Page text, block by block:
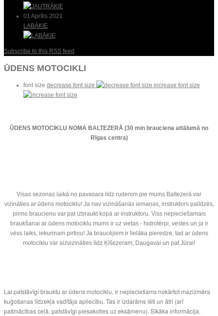
01 Aprīlis 2021
LABĀKIE
Subscribe to this RSS feed
ŪDENS MOTOCIKLI
font size decrease font size increase font size
ŪDENS MOTOCIKLU NOMA BALTEZERĀ (30 min brauciena attālumā no
Rīgas centra)
Visas sezonas laikā no pavasara līdz rudenim pie mums Baltezerā var
vizināties ar ūdens motociklu! Ja nav vizināšanās iemaņas, instruktors palīdzēs,
pirmo braucienu var pat izbraukt kopā ar instruktoru. Viss nepieciešamais
braukšanai ar ūdens motociklu mums ir uz vietas - hidrotērpi, vestes un ja ir
vēss laiks, iekurinam pirtiņu! Ja braucējiem ir lielāka pieredze, tad ar ūdens
motociklu var aizvizināties līdz Ķīšezeram, Daugavai un pat Jūrai!
Lai patstāvīgi brauktu ar ūdens motociklu, ir nepieciešams nokārtot mazizmēra
kuģošanas līdzekļa vadītāja apliecību. Tas ir izdarāms lēti un ātri (arī
pašmācības ceļā, patstāvīgi piesakoties uz eksāmenu). Sīkāka informācija: